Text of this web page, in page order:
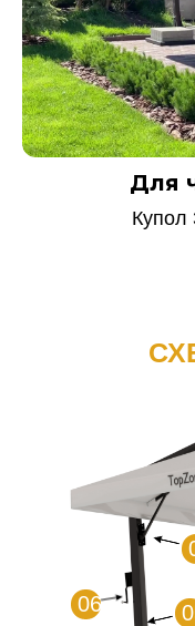
Для
Купол
06